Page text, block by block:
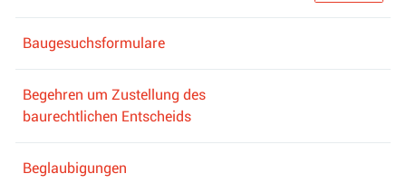
Baugesuchsformulare
Begehren um Zustellung des
baurechtlichen Entscheids
Beglaubigungen